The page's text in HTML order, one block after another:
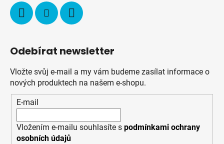
Odebírat newsletter
Vložte svůj e-mail a my vám budeme zasílat informace o
nových produktech na našem e-shopu.
E-mail
Vložením e-mailu souhlasíte s podmínkami ochrany
osobních údajů